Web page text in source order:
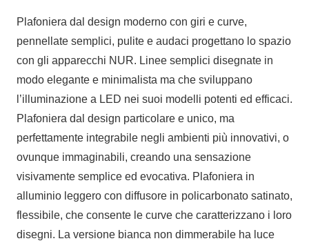
Plafoniera dal design moderno con giri e curve,
pennellate semplici, pulite e audaci progettano lo spazio
con gli apparecchi NUR. Linee semplici disegnate in
modo elegante e minimalista ma che sviluppano
l’illuminazione a LED nei suoi modelli potenti ed efficaci.
Plafoniera dal design particolare e unico, ma
perfettamente integrabile negli ambienti più innovativi, o
ovunque immaginabili, creando una sensazione
visivamente semplice ed evocativa. Plafoniera in
alluminio leggero con diffusore in policarbonato satinato,
flessibile, che consente le curve che caratterizzano i loro
disegni. La versione bianca non dimmerabile ha luce